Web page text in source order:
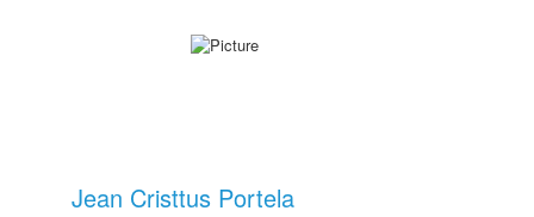
Jean Cristtus Portela